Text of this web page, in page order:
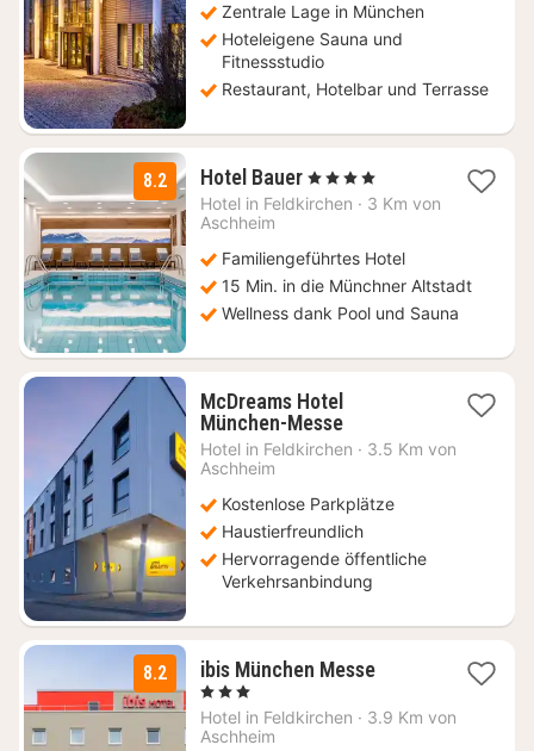
€
Zentrale Lage in München
Hoteleigene Sauna und
Fitnessstudio
Restaurant, Hotelbar und Terrasse
8.2 Hotel Bauer1
Nacht
€
, 4 Sterne
Hotel in Feldkirchen · 3 Km von
Aschheim
Familiengeführtes Hotel
15 Min. in die Münchner Altstadt
Wellness dank Pool und Sauna
McDreams Hotel
München-Messe1
Nacht
€
Hotel in Feldkirchen · 3.5 Km von
Aschheim
Kostenlose Parkplätze
Haustierfreundlich
Hervorragende öffentliche
Verkehrsanbindung
8.2 ibis München Messe1
ab
, 3 Sterne
Hotel in Feldkirchen · 3.9 Km von
Aschheim